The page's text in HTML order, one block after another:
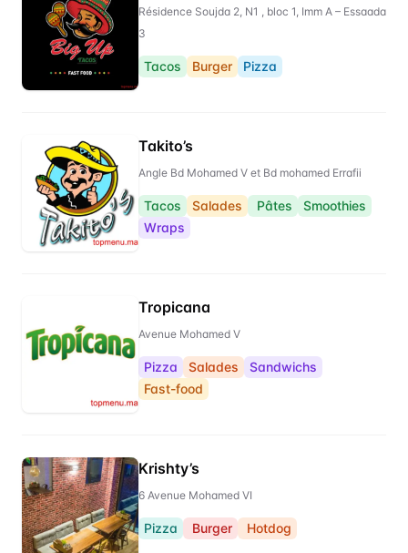
Résidence Soujda 2, N1 , bloc 1, Imm A – Essaada
3
Tacos Burger Pizza
Takito’s
Angle Bd Mohamed V et Bd mohamed Errafii
Tacos Salades Pâtes
Smoothies
Wraps
Tropicana
Avenue Mohamed V
Pizza Salades
Sandwichs
Fast-food
Krishty’s
6 Avenue Mohamed VI
Pizza Burger Hotdog